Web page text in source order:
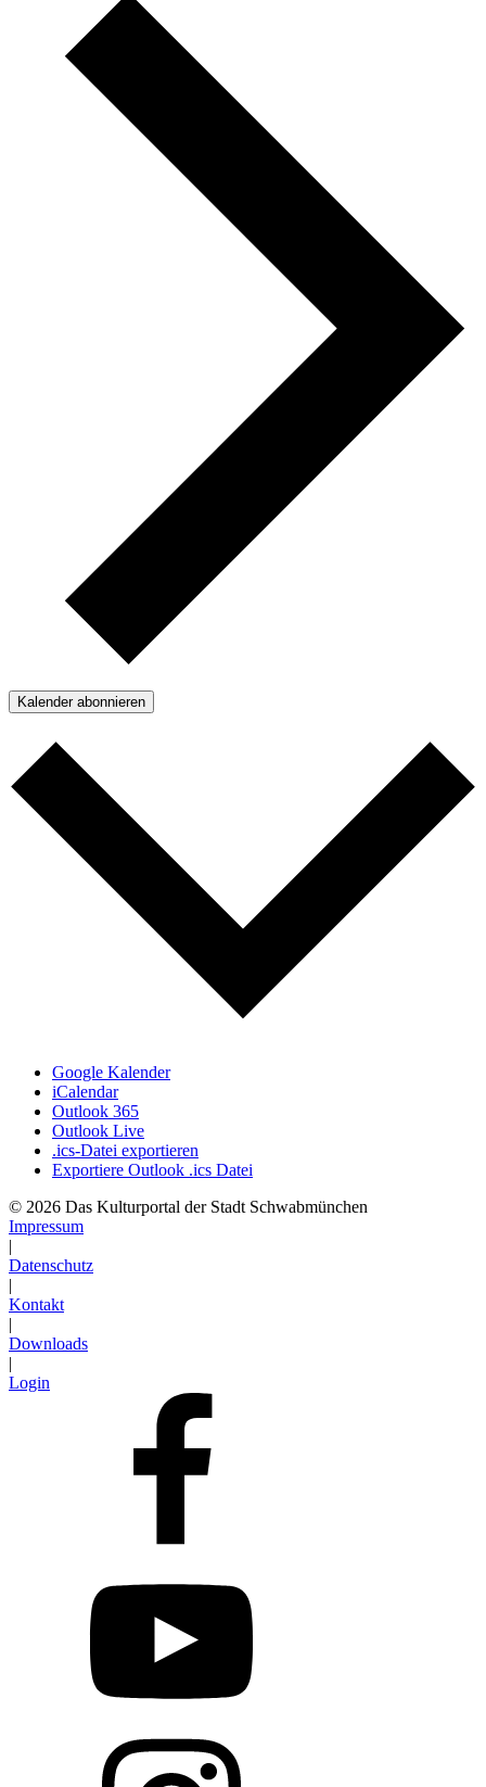
Kalender abonnieren
Google Kalender
iCalendar
Outlook 365
Outlook Live
.ics-Datei exportieren
Exportiere Outlook .ics Datei
© 2026 Das Kulturportal der Stadt Schwabmünchen
Impressum
|
Datenschutz
|
Kontakt
|
Downloads
|
Login